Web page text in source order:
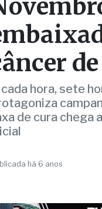
hora, sete
de cura chega
há 6 anos